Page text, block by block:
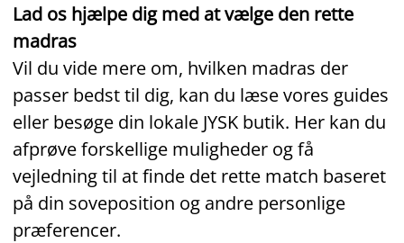
Lad os hjælpe dig med at vælge den rette
madras
Vil du vide mere om, hvilken madras der
passer bedst til dig, kan du læse vores guides
eller besøge din lokale JYSK butik. Her kan du
afprøve forskellige muligheder og få
vejledning til at finde det rette match baseret
på din soveposition og andre personlige
præferencer.